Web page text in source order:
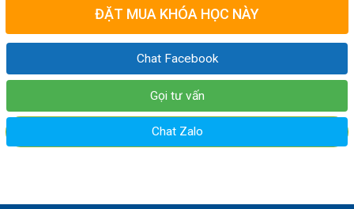
ĐẶT MUA KHÓA HỌC NÀY
Chat Facebook
Gọi tư vấn
Chat Zalo